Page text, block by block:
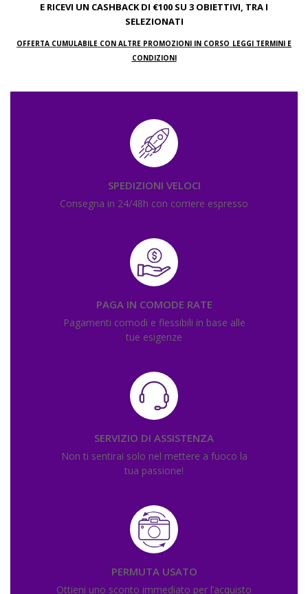
E RICEVI UN CASHBACK DI €100 SU 3 OBIETTIVI, TRA I
SELEZIONATI
OFFERTA CUMULABILE CON ALTRE PROMOZIONI IN CORSO LEGGI TERMINI E
CONDIZIONI
SPEDIZIONI VELOCI
Consegna in 24/48h con corriere espresso
PAGA IN COMODE RATE
Pagamenti comodi e flessibili in base alle
tue esigenze
SERVIZIO DI ASSISTENZA
Non ti sentirai solo nel mettere a fuoco la
tua passione!
PERMUTA USATO
Ottieni uno sconto immediato per l’acquisto